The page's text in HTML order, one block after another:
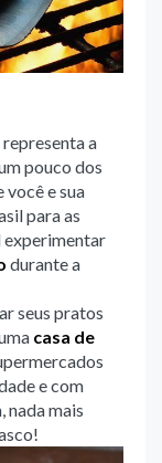
representa a
pouco dos
você e sua
para as
experimentar
durante a
seus pratos
casa de
e com
nada mais